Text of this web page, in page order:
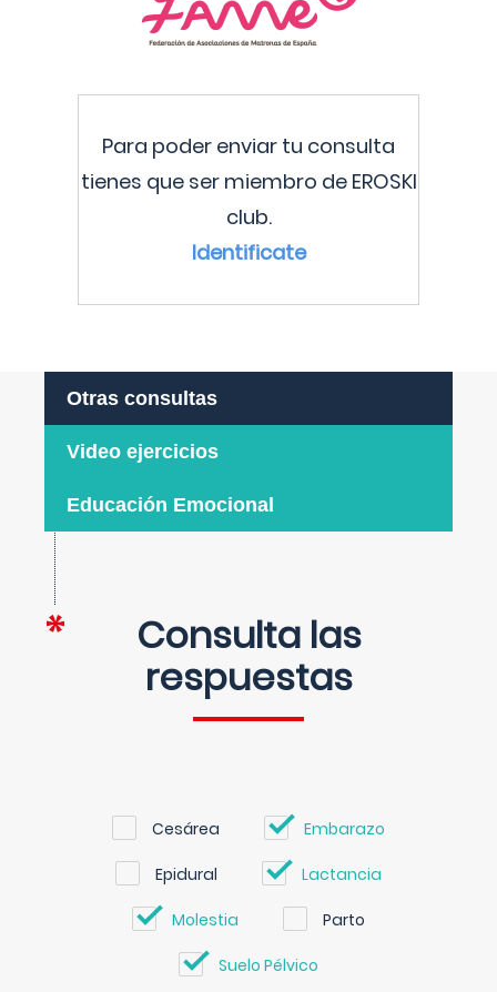
Para poder enviar tu consulta
tienes que ser miembro de EROSKI
club.
Identificate
Otras consultas
Video ejercicios
Educación Emocional
Consulta las
respuestas
Cesárea Embarazo
Epidural Lactancia
Molestia Parto
Suelo Pélvico